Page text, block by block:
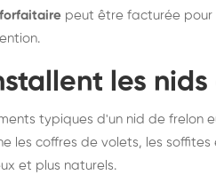
peut être facturée
les
typiques d'un nid de frelon
les coffres de volets, les
et plus naturels.